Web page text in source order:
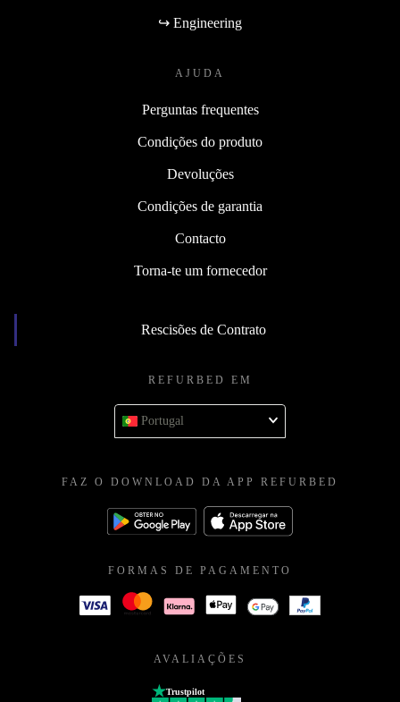
↪ Engineering
AJUDA
Perguntas frequentes
Condições do produto
Devoluções
Condições de garantia
Contacto
Torna-te um fornecedor
Rescisões de Contrato
REFURBED EM
Portugal
FAZ O DOWNLOAD DA APP REFURBED
FORMAS DE PAGAMENTO
AVALIAÇÕES
Trustpilot